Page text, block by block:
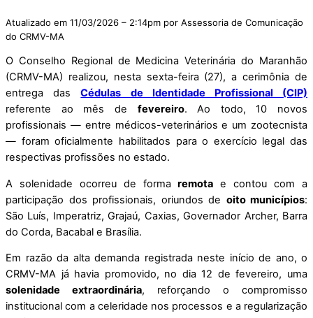
Atualizado em 11/03/2026 – 2:14pm por Assessoria de Comunicação
do CRMV-MA
O Conselho Regional de Medicina Veterinária do Maranhão
(CRMV-MA) realizou, nesta sexta-feira (27), a cerimônia de
entrega dasCédulas de Identidade Profissional (CIP)
referente ao mês de fevereiro. Ao todo, 10 novos
profissionais — entre médicos-veterinários e um zootecnista
— foram oficialmente habilitados para o exercício legal das
respectivas profissões no estado.
A solenidade ocorreu de formaremota e contou com a
participação dos profissionais, oriundos de oito municípios:
São Luís, Imperatriz, Grajaú, Caxias, Governador Archer, Barra
do Corda, Bacabal e Brasília.
Em razão da alta demanda registrada neste início de ano, o
CRMV-MA já havia promovido, no dia 12 de fevereiro, uma
solenidade extraordinária, reforçando o compromisso
institucional com a celeridade nos processos e a regularização